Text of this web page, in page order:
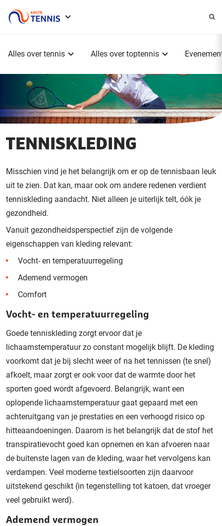
Alles over tennis Alles over toptennis
TENNISKLEDING
Misschien vind je het belangrijk om er op de tennisbaan leuk
uit te zien. Dat kan, maar ook om andere redenen verdient
tenniskleding aandacht. Niet alleen je uiterlijk telt, óók je
gezondheid.
Vanuit gezondheidsperspectief zijn de volgende
eigenschappen van kleding relevant:
Vocht- en temperatuurregeling
Ademend vermogen
Comfort
Vocht- en temperatuurregeling
Goede tenniskleding zorgt ervoor dat je
lichaamstemperatuur zo constant mogelijk blijft. De kleding
voorkomt dat je bij slecht weer of na het tennissen (te snel)
afkoelt, maar zorgt er ook voor dat de warmte door het
sporten goed wordt afgevoerd. Belangrijk, want een
oplopende lichaamstemperatuur gaat gepaard met een
achteruitgang van je prestaties en een verhoogd risico op
hitteaandoeningen. Daarom is het belangrijk dat de stof het
transpiratievocht goed kan opnemen en kan afvoeren naar
de buitenste lagen van de kleding, waar het vervolgens kan
verdampen. Veel moderne textielsoorten zijn daarvoor
uitstekend geschikt (in tegenstelling tot katoen, dat vroeger
veel gebruikt werd).
Ademend vermogen